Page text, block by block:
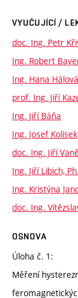
VYUČUJÍCÍ /
doc. Ing. Petr
Ing. Robert
Ing. Hana Hálová
prof. Ing. Jiří
Ing. Jiří Báňa
Ing. Josef Kolísek
doc. Ing. Jiří
Ing. Jiří Libich,
Ing. Kristýna
doc. Ing.
OSNOVA
Úloha č. 1:
Měření